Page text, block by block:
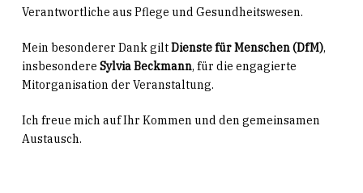
Verantwortliche aus Pflege und Gesundheitswesen.
Mein besonderer Dank giltDienste für Menschen (DfM),
insbesondere Sylvia Beckmann, für die engagierte
Mitorganisation der Veranstaltung.
Ich freue mich auf Ihr Kommen und den gemeinsamen
Austausch.